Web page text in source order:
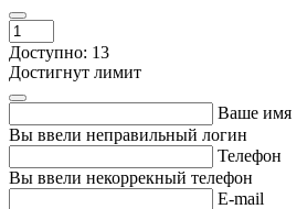
Доступно: 13
Достигнут лимит
Ваше имя
Вы ввели неправильный логин
Телефон
Вы ввели некоррекный телефон
E-mail